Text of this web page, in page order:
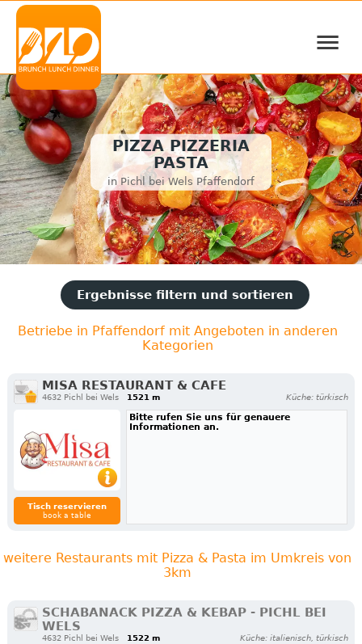
≡
PIZZA PIZZERIA
PASTA
in Pichl bei Wels Pfaffendorf
Ergebnisse filtern und sortieren
Betriebe in Pfaffendorf mit Angeboten in anderen
Kategorien
MISA RESTAURANT & CAFE
4632 Pichl bei Wels 1521 m Küche: türkisch
Tisch reservieren
book a table
Bitte rufen Sie uns für genauere
Informationen an.
weitere Restaurants mit Pizza & Pasta im Umkreis von
3km
SCHABANACK PIZZA & KEBAP - PICHL BEI
WELS
4632 Pichl bei Wels 1522 m Küche: italienisch, türkisch